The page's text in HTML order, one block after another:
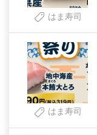
はま寿司
はま寿司